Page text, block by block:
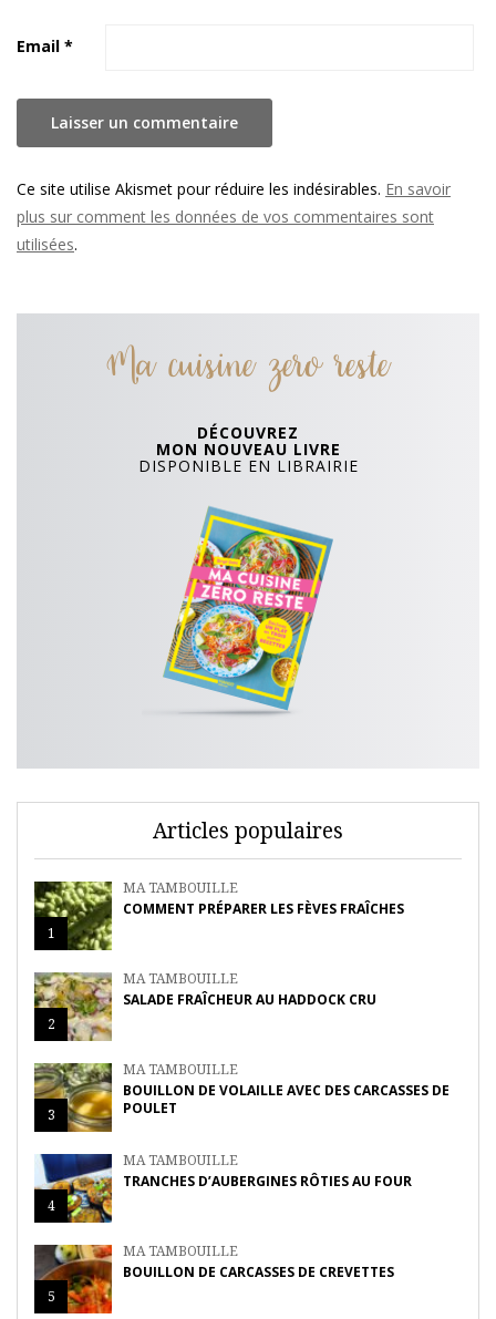
Email *
Ce site utilise Akismet pour réduire les indésirables. En savoir
plus sur comment les données de vos commentaires sont
utilisées.
Ma cuisine zero reste
DÉCOUVREZ
MON NOUVEAU LIVRE
DISPONIBLE EN LIBRAIRIE
Articles populaires
1
MA TAMBOUILLE
COMMENT PRÉPARER LES FÈVES FRAÎCHES
2
MA TAMBOUILLE
SALADE FRAÎCHEUR AU HADDOCK CRU
3
MA TAMBOUILLE
BOUILLON DE VOLAILLE AVEC DES CARCASSES DE
POULET
4
MA TAMBOUILLE
TRANCHES D’AUBERGINES RÔTIES AU FOUR
5
MA TAMBOUILLE
BOUILLON DE CARCASSES DE CREVETTES